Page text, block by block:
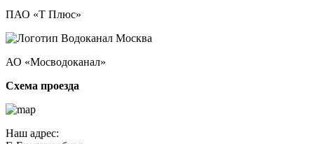
ПАО «Т Плюс»
АО «Мосводоканал»
Схема проезда
Наш адрес: